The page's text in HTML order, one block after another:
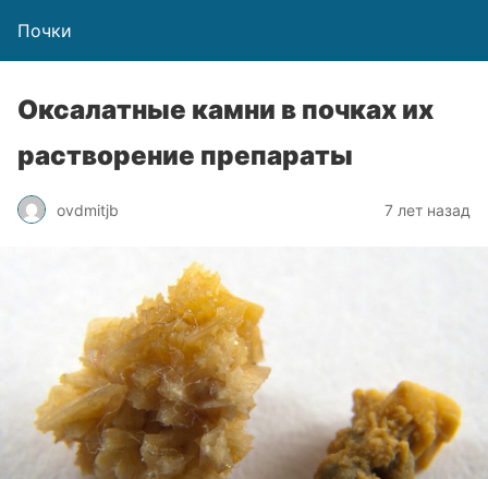
Почки
Оксалатные камни в почках их
растворение препараты
ovdmitjb 7 лет назад